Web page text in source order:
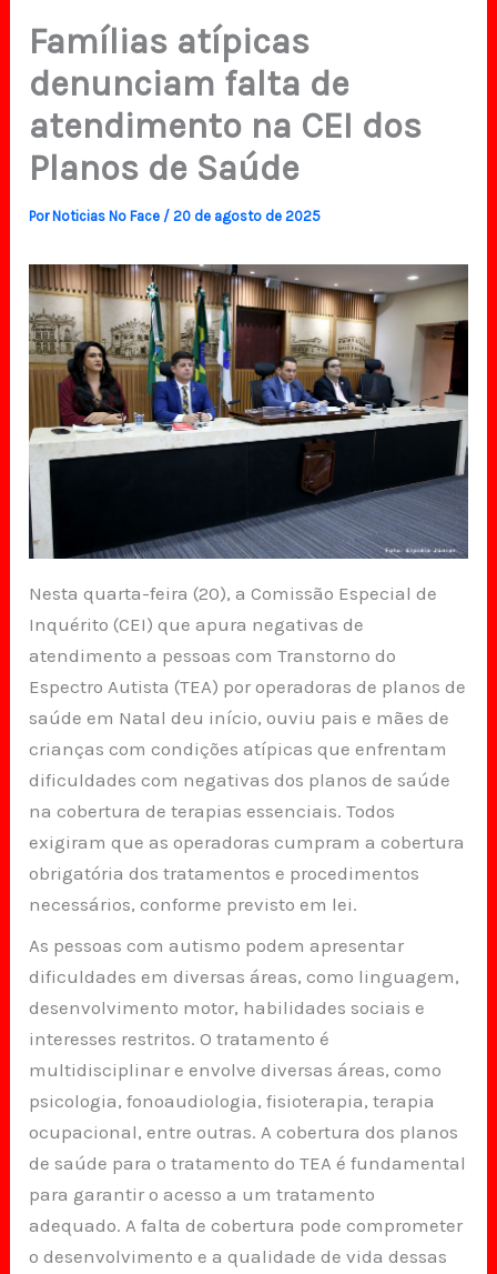
Famílias atípicas
denunciam falta de
atendimento na CEI dos
Planos de Saúde
PorNoticias No Face /20 de agosto de 2025
Nesta quarta-feira (20), a Comissão Especial de
Inquérito (CEI) que apura negativas de
atendimento a pessoas com Transtorno do
Espectro Autista (TEA) por operadoras de planos de
saúde em Natal deu início, ouviu pais e mães de
crianças com condições atípicas que enfrentam
dificuldades com negativas dos planos de saúde
na cobertura de terapias essenciais. Todos
exigiram que as operadoras cumpram a cobertura
obrigatória dos tratamentos e procedimentos
necessários, conforme previsto em lei.
As pessoas com autismo podem apresentar
dificuldades em diversas áreas, como linguagem,
desenvolvimento motor, habilidades sociais e
interesses restritos. O tratamento é
multidisciplinar e envolve diversas áreas, como
psicologia, fonoaudiologia, fisioterapia, terapia
ocupacional, entre outras. A cobertura dos planos
de saúde para o tratamento do TEA é fundamental
para garantir o acesso a um tratamento
adequado. A falta de cobertura pode comprometer
o desenvolvimento e a qualidade de vida dessas